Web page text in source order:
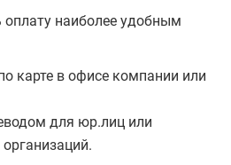
наиболее удобным
карте в офисе компании или
для юр.лиц или